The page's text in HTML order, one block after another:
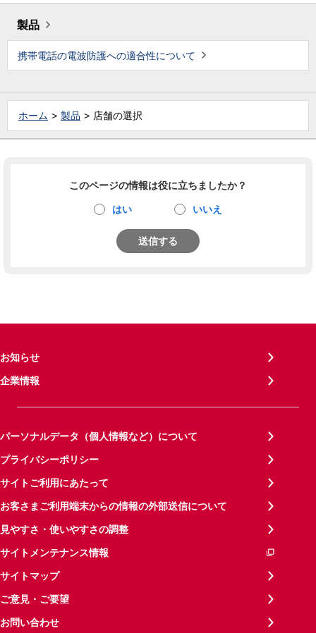
製品
携帯電話の電波防護への適合性について
ホーム 製品 店舗の選択
このページの情報は役に立ちましたか？
はい いいえ
送信する
お知らせ
企業情報
パーソナルデータ（個人情報など）について
プライバシーポリシー
サイトご利用にあたって
お客さまご利用端末からの情報の外部送信について
見やすさ・使いやすさの調整
サイトメンテナンス情報
サイトマップ
ご意見・ご要望
お問い合わせ